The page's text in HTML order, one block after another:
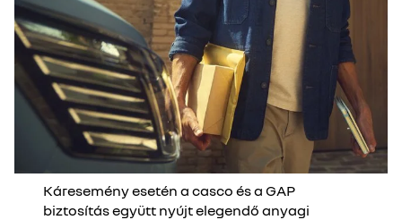
Káresemény esetén a casco és a GAP
biztosítás együtt nyújt elegendő anyagi